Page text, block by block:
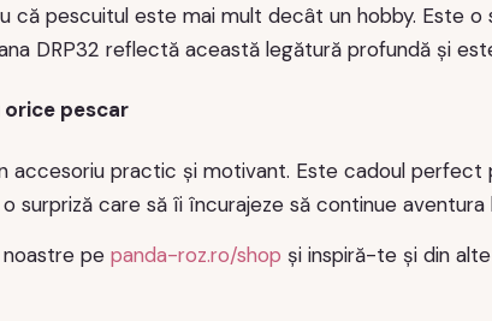
că pescuitul este mai mult decât un hobby. Este
DRP32 reflectă această legătură profundă și
pescar
accesoriu practic și motivant. Este cadoul perfect
surpriză care să îi încurajeze să continue aventura
pe panda-roz.ro/shop și inspiră-te și din